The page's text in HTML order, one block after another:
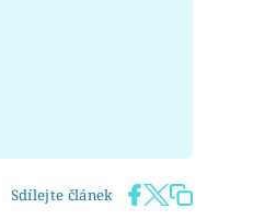
Sdílejte článek